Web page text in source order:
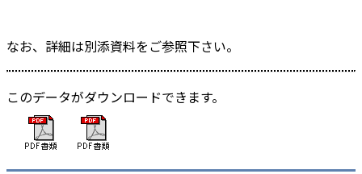
なお、詳細は別添資料をご参照下さい。
このデータがダウンロードできます。